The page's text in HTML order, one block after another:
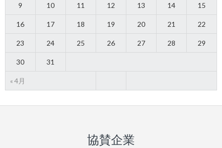
« 4月
9 10 11 12 13 14 15
16 17 18 19 20 21 22
23 24 25 26 27 28 29
30 31
協賛企業